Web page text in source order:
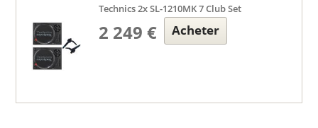
Technics 2x SL-1210MK 7 Club Set
2 249 € Acheter